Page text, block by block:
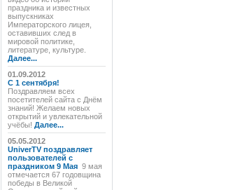
праздника и известных
выпускниках
Императорского лицея,
оставивших след в
мировой политике,
литературе, культуре.
Далее...
01.09.2012
C 1 сентября!
Поздравляем всех
посетителей сайта с Днём
знаний! Желаем новых
открытий и увлекательной
учёбы! Далее...
05.05.2012
UniverTV поздравляет
пользователей с
праздником 9 Мая 9 мая
отмечается 67 годовщина
победы в Великой